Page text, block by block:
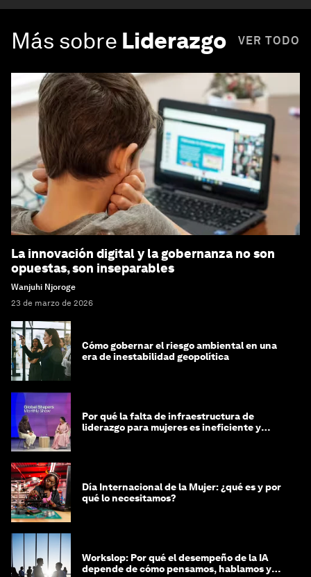
Más sobre Liderazgo VER TODO
La innovación digital y la gobernanza no son
opuestas, son inseparables
Wanjuhi Njoroge
23 de marzo de 2026
Cómo gobernar el riesgo ambiental en una
era de inestabilidad geopolítica
Por qué la falta de infraestructura de
liderazgo para mujeres es ineficiente y
Día Internacional de la Mujer: ¿qué es y por
qué lo necesitamos?
Workslop: Por qué el desempeño de la IA
depende de cómo pensamos, hablamos y